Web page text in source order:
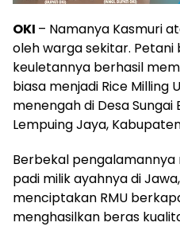
OKI – Namanya Kasmuri
oleh warga sekitar.
keuletannya berhasil
biasa menjadi Rice Milling
menengah di Desa
Lempuing Jaya,
Berbekal
padi milik ayahnya di
menciptakan RMU
menghasilkan beras